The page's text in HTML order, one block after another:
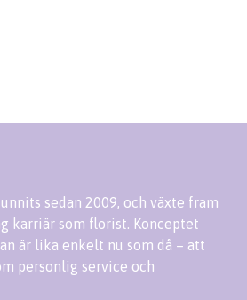
sedan 2009, och växte fram
karriär som florist. Konceptet
är lika enkelt nu som då – att
personlig service och